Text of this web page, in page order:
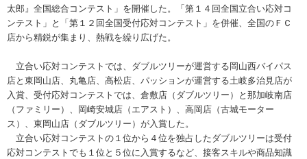
太郎』全国総合コンテスト」を開催した。「第１４回全国立合い応対コ
ンテスト」と「第１２回全国受付応対コンテスト」を併催、全国のＦＣ
店から精鋭が集まり、熱戦を繰り広げた。
立合い応対コンテストでは、ダブルツリーが運営する岡山西バイパス
店と東岡山店、丸亀店、高松店、パッションが運営する土岐多治見店が
入賞、受付応対コンテストでは、倉敷店（ダブルツリー）と那加岐南店
（ファミリー）、岡崎安城店（エアスト）、高岡店（古城モーター
ス）、東岡山店（ダブルツリー）が入賞した。
立合い応対コンテストの１位から４位を独占したダブルツリーは受付
応対コンテストでも１位と５位に入賞するなど、接客スキルや商品知識